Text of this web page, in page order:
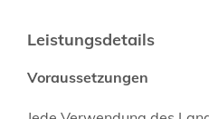
Leistungsdetails
Voraussetzungen